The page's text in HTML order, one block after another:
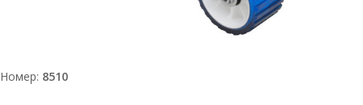
Номер: 8510